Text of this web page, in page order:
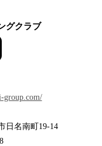
グクラブ
group.com/
日名南町19-14